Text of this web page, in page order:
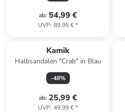
ab: 54,99 €
UVP: 89,95 €*
Kamik
Halbsandalen "Crab" in Blau
-48%
ab: 25,99 €
UVP: 49,99 €*